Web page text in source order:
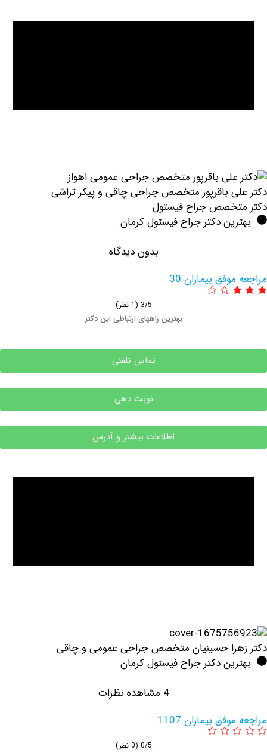
باقرپور متخصص جراحی چاقی و پیکر تراشی
جراح فیستول
دکتر جراح فیستول کرمان
بدون دیدگاه
بیماران 30
بهترین راههای ارتباطی این دکتر
تماس تلفنی
نوبت دهی
اطلاعات بیشتر و آدرس
حسینیان متخصص جراحی عمومی و چاقی
دکتر جراح فیستول کرمان
بیماران 1107